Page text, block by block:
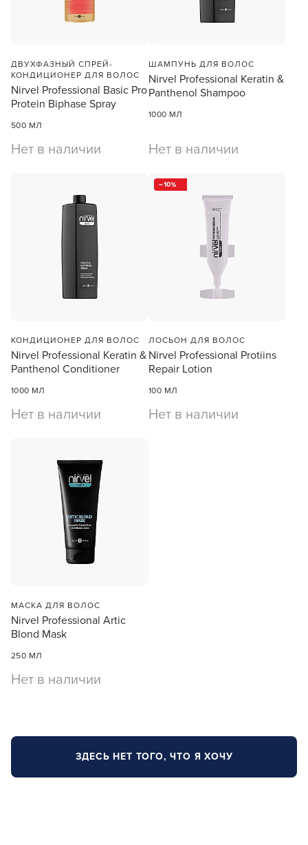
ДВУХФАЗНЫЙ СПРЕЙ-
КОНДИЦИОНЕР ДЛЯ ВОЛОС
Nirvel Professional Basic Pro
Protein Biphase Spray
500 МЛ
Нет в наличии
ШАМПУНЬ ДЛЯ ВОЛОС
Nirvel Professional Keratin &
Panthenol Shampoo
1000 МЛ
Нет в наличии
КОНДИЦИОНЕР ДЛЯ ВОЛОС
Nirvel Professional Keratin &
Panthenol Conditioner
1000 МЛ
Нет в наличии
10
ЛОСЬОН ДЛЯ ВОЛОС
Nirvel Professional Protiins
Repair Lotion
100 МЛ
Нет в наличии
МАСКА ДЛЯ ВОЛОС
Nirvel Professional Artic
Blond Mask
250 МЛ
Нет в наличии
ЗДЕСЬ НЕТ ТОГО, ЧТО Я ХОЧУ
В новом приложении RedHare Market для Android
УСТАНОВИТЬ ИЗ GOOGLE PLAY
ПРОДОЛЖУ ЗДЕСЬ